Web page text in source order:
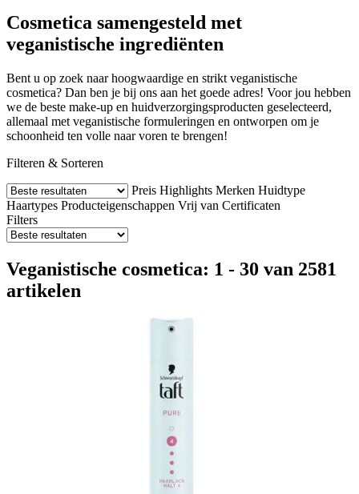
Cosmetica samengesteld met
veganistische ingrediënten
Bent u op zoek naar hoogwaardige en strikt veganistische
cosmetica? Dan ben je bij ons aan het goede adres! Voor jou hebben
we de beste make-up en huidverzorgingsproducten geselecteerd,
allemaal met veganistische formuleringen en ontworpen om je
schoonheid ten volle naar voren te brengen!
Filteren & Sorteren
Preis Highlights Merken Huidtype
Haartypes Producteigenschappen Vrij van Certificaten
Filters
Veganistische cosmetica: 1 - 30 van 2581
artikelen